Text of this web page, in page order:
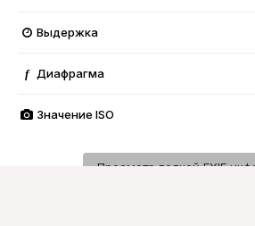
Выдержка
f Диафрагма
Значение ISO
Просмотр полной EXIF